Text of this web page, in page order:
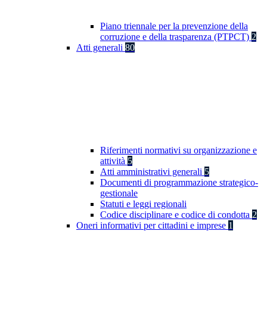
Piano triennale per la prevenzione della
corruzione e della trasparenza (PTPCT) 2
Atti generali 80
Riferimenti normativi su organizzazione e
attività 5
Atti amministrativi generali 5
Documenti di programmazione strategico-
gestionale
Statuti e leggi regionali
Codice disciplinare e codice di condotta 2
Oneri informativi per cittadini e imprese 1